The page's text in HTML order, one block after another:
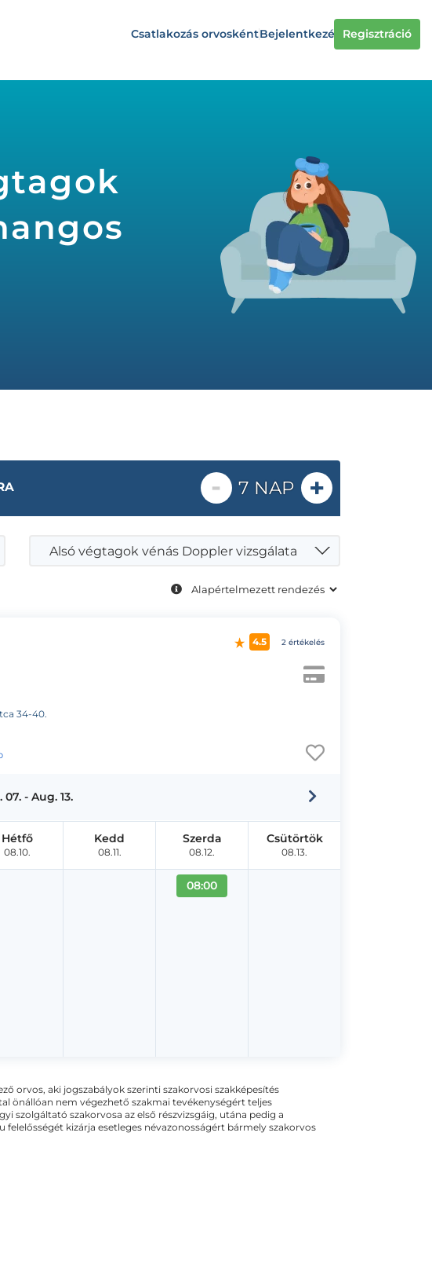
Csatlakozás orvoskéntBejelentkezés Regisztráció
- 7 NAP +
Alsó végtagok vénás Doppler vizsgálata
34-40.
4.5 2 értékelés
07. - Aug. 13.
Hétfő
08.10.
Kedd
08.11.
Szerda
08.12.
08:00
Csütörtök
08.13.
orvos, aki jogszabályok szerinti szakorvosi szakképesítés
önállóan nem végezhető szakmai tevékenységért teljes
szolgáltató szakorvosa az első részvizsgáig, utána pedig a
kizárja esetleges névazonosságért bármely szakorvos